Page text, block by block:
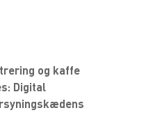
og kaffe
Digital